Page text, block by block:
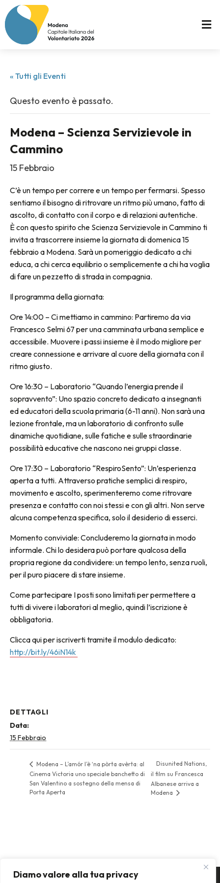
Diamo valore alla tua privacy
« Tutti gli Eventi
Questo evento è passato.
Modena – Scienza Servizievole in
Cammino
15 Febbraio
C’è un tempo per correre e un tempo per fermarsi. Spesso
sentiamo il bisogno di ritrovare un ritmo più umano, fatto di
ascolto, di contatto con il corpo e di relazioni autentiche.
È con questo spirito che Scienza Servizievole in Cammino ti
invita a trascorrere insieme la giornata di domenica 15
febbraio a Modena. Sarà un pomeriggio dedicato a chi
educa, a chi cerca equilibrio o semplicemente a chi ha voglia
di fare un pezzetto di strada in compagnia.
Il programma della giornata:
Ore 14:00 – Ci mettiamo in cammino: Partiremo da via
Francesco Selmi 67 per una camminata urbana semplice e
accessibile. Muovere i passi insieme è il modo migliore per
creare connessione e arrivare al cuore della giornata con il
ritmo giusto.
Ore 16:30 – Laboratorio “Quando l’energia prende il
sopravvento”: Uno spazio concreto dedicato a insegnanti
ed educatori della scuola primaria (6-11 anni). Non sarà una
lezione frontale, ma un laboratorio di confronto sulle
dinamiche quotidiane, sulle fatiche e sulle straordinarie
possibilità educative che nascono nei gruppi classe.
Ore 17:30 – Laboratorio “RespiroSento”: Un’esperienza
aperta a tutti. Attraverso pratiche semplici di respiro,
movimento e ascolto, sperimenteremo come ritrovare
presenza e contatto con noi stessi e con gli altri. Non serve
alcuna competenza specifica, solo il desiderio di esserci.
Momento conviviale: Concluderemo la giornata in modo
informale. Chi lo desidera può portare qualcosa della
propria regione da condividere: un tempo lento, senza ruoli,
per il puro piacere di stare insieme.
Come partecipare I posti sono limitati per permettere a
tutti di vivere i laboratori al meglio, quindi l’iscrizione è
obbligatoria.
Clicca qui per iscriverti tramite il modulo dedicato:
http://bit.ly/46iN14k
DETTAGLI
Data:
15 Febbraio
Modena – L’amór l’è ‘na pòrta avèrta: al
Cinema Victoria uno speciale banchetto di
San Valentino a sostegno della mensa di
Porta Aperta
Disunited Nations,
il film su Francesca
Albanese arriva a
Modena